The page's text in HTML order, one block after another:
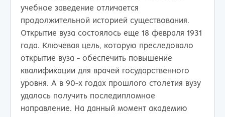
учебное заведение отличается
продолжительной историей существования.
Открытие вуза состоялось еще 18 февраля 1931
года. Ключевая цель, которую преследовало
открытие вуза - обеспечить повышение
квалификации для врачей государственного
уровня. А в 90-х годах прошлого столетия вузу
удалось получить последипломное
направление. На данный момент академию